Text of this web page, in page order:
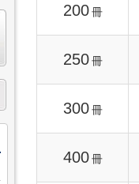
200 冊
250 冊
300 冊
400 冊